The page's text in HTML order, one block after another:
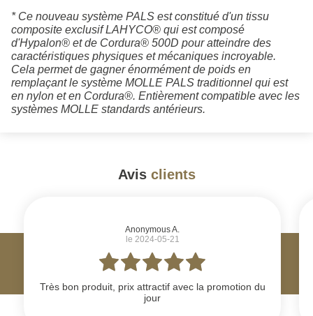
* Ce nouveau système PALS est constitué d'un tissu
composite exclusif LAHYCO® qui est composé
d'Hypalon® et de Cordura® 500D pour atteindre des
caractéristiques physiques et mécaniques incroyable.
Cela permet de gagner énormément de poids en
remplaçant le système MOLLE PALS traditionnel qui est
en nylon et en Cordura®. Entièrement compatible avec les
systèmes MOLLE standards antérieurs.
Avis clients
Anonymous A.
le 2024-05-21
Très bon produit, prix attractif avec la promotion du
jour